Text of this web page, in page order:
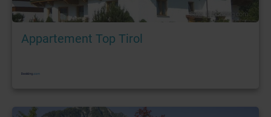
Foto: © booking.com
Appartement Top Tirol